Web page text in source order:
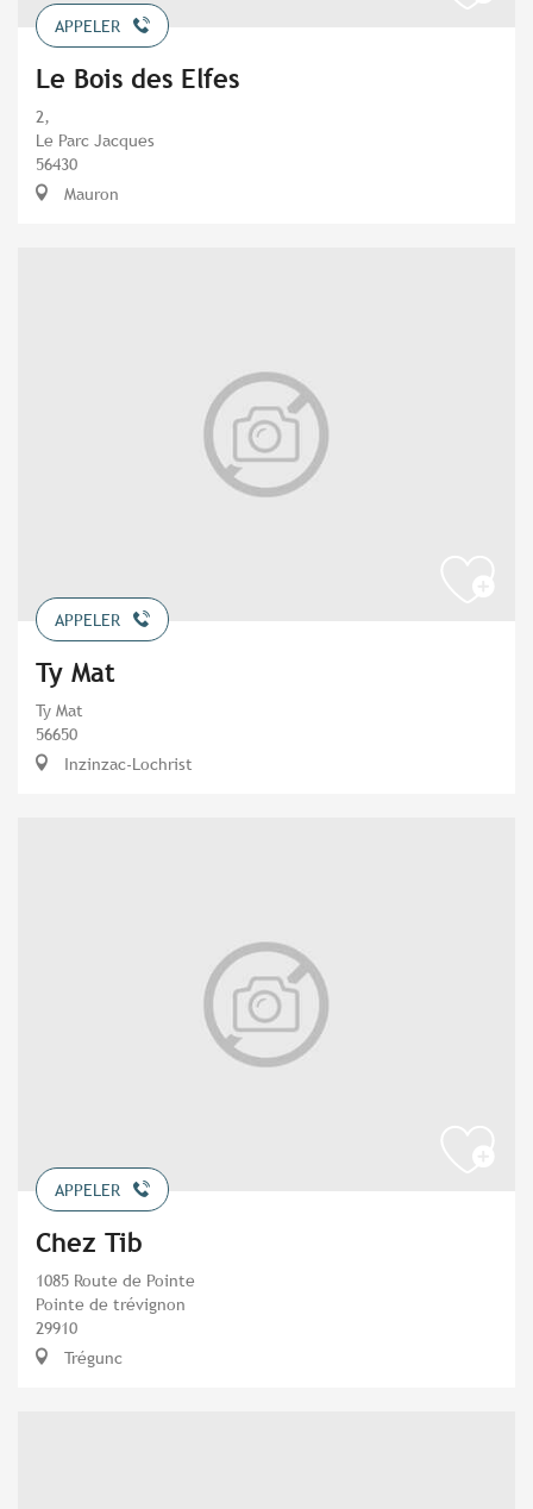
APPELER
Le Bois des Elfes
2,
Le Parc Jacques
56430
Mauron
APPELER
Ty Mat
Ty Mat
56650
Inzinzac-Lochrist
APPELER
Chez Tib
1085 Route de Pointe
Pointe de trévignon
29910
Trégunc